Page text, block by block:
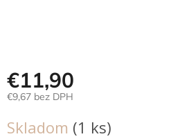
€11,90
€9,67 bez DPH
cena:
Skladom (1 ks)